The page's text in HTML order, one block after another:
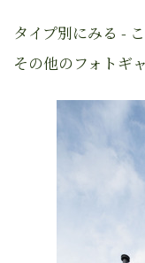
タイプ別にみる -
その他のフォトギ